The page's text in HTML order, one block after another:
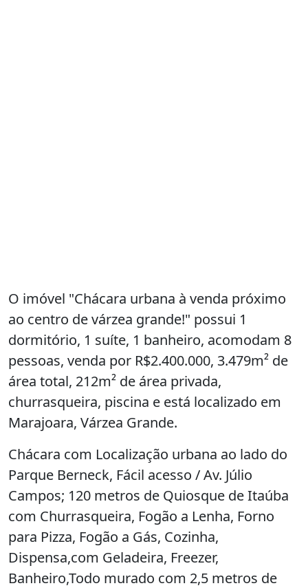
O imóvel "Chácara urbana à venda próximo
ao centro de várzea grande!" possui 1
dormitório, 1 suíte, 1 banheiro, acomodam 8
pessoas, venda por R$2.400.000, 3.479m² de
área total, 212m² de área privada,
churrasqueira, piscina e está localizado em
Marajoara, Várzea Grande.
Chácara com Localização urbana ao lado do
Parque Berneck, Fácil acesso / Av. Júlio
Campos; 120 metros de Quiosque de Itaúba
com Churrasqueira, Fogão a Lenha, Forno
para Pizza, Fogão a Gás, Cozinha,
Dispensa,com Geladeira, Freezer,
Banheiro,Todo murado com 2,5 metros de